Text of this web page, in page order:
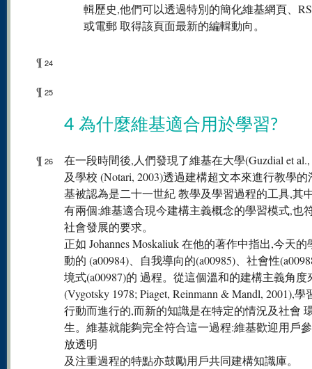
輯歷史,他們可以透過特別的簡化維基網頁、
或電郵 取得該頁面最新的編輯動向。
¶ 24
¶ 25
4 為什麼維基適合用於學習?
¶ 26
在一段時間後,人們發現了維基在大學(Guzdial et al.,
及學校 (Notari, 2003)透過建構超文本來進行教學
基被認為是二十一世紀 教學及學習過程的工具,其
有兩個:維基適合現今建構主義概念的學習模式,也
社會發展的要求。
正如 Johannes Moskaliuk 在他的著作中指出,今天
動的 (a00984)、自我導向的(a00985)、社會性
境式(a00987)的 過程。從這個溫和的建構主義角度
(Vygotsky 1978; Piaget, Reinmann & Mandl, 2001),
行動而進行的,而新的知識是在特定的情況及社會
生。維基就能夠完全符合這一過程:維基歡迎用戶
放透明
及注重過程的特點亦鼓勵用戶共同建構知識庫。